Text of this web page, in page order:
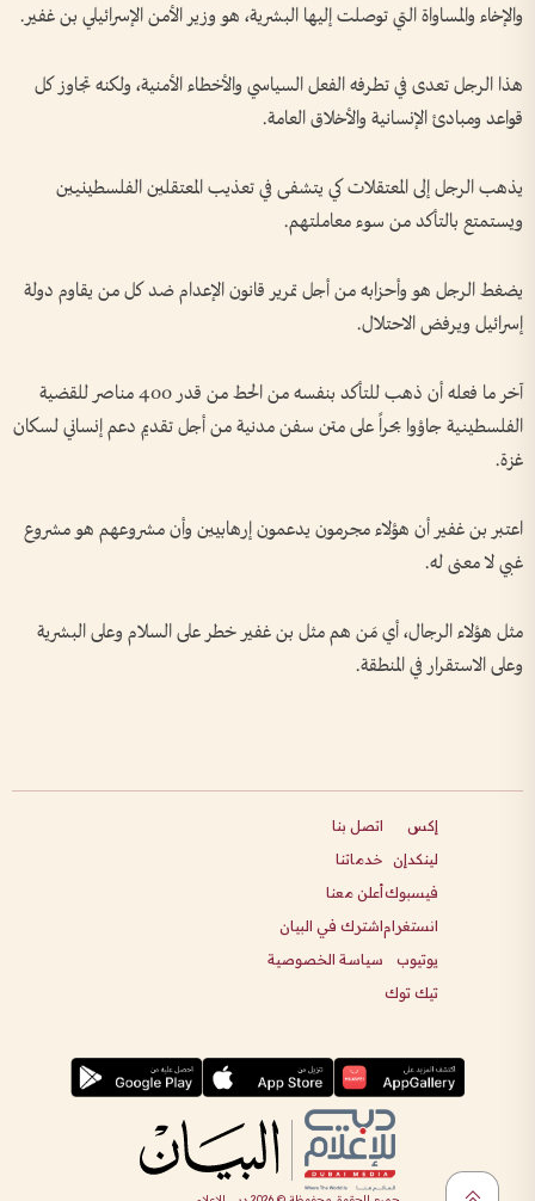
والإخاء والمساواة التي توصلت إليها البشرية، هو وزير الأمن الإسرائيلي بن غفير.
هذا الرجل تعدى في تطرفه الفعل السياسي والأخطاء الأمنية، ولكنه تجاوز كل
قواعد ومبادئ الإنسانية والأخلاق العامة.
يذهب الرجل إلى المعتقلات كي يتشفى في تعذيب المعتقلين الفلسطينيين
ويستمتع بالتأكد من سوء معاملتهم.
يضغط الرجل هو وأحزابه من أجل تمرير قانون الإعدام ضد كل من يقاوم دولة
إسرائيل ويرفض الاحتلال.
آخر ما فعله أن ذهب للتأكد بنفسه من الحط من قدر 400 مناصر للقضية
الفلسطينية جاؤوا بحراً على متن سفن مدنية من أجل تقديم دعم إنساني لسكان
غزة.
اعتبر بن غفير أن هؤلاء مجرمون يدعمون إرهابيين وأن مشروعهم هو مشروع
غبي لا معنى له.
مثل هؤلاء الرجال، أي مَن هم مثل بن غفير خطر على السلام وعلى البشرية
وعلى الاستقرار في المنطقة.
إكس
لينكدإن
فيسبوك
انستغرام
يوتيوب
تيك توك
اتصل بنا
خدماتنا
أعلن معنا
اشترك في البيان
سياسة الخصوصية